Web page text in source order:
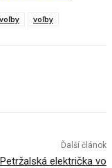
voľby
Ďalší článok
Petržalská električka vo